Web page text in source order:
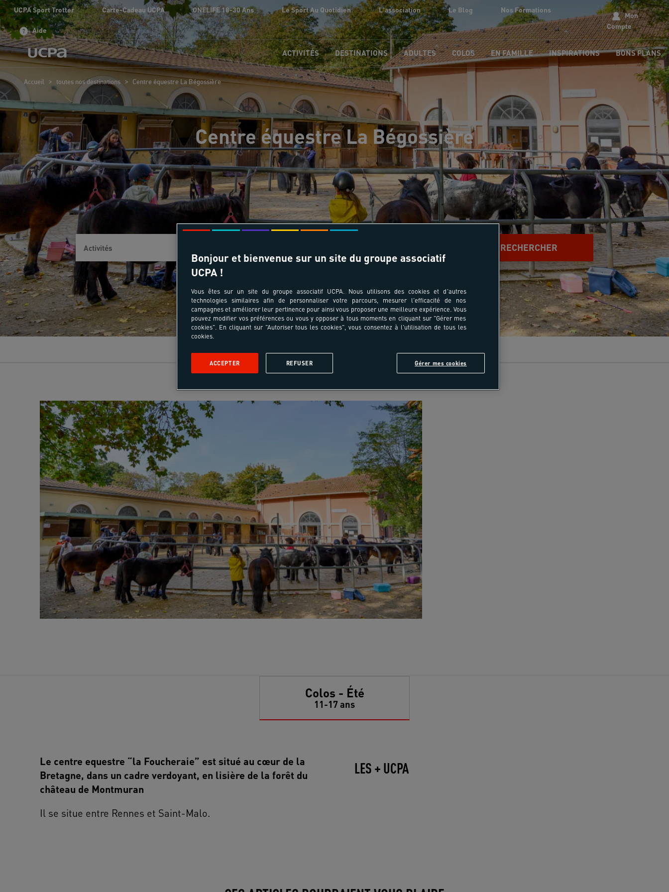
UCPA Sport Trotter Carte-Cadeau UCPA ONELIFE 18-30 Ans Le Sport Au Quotidien L'association Le Blog Nos Formations
Aide
Mon
Compte
ACTIVITÉS DESTINATIONS ADULTES COLOS EN FAMILLE INSPIRATIONS BONS PLANS
Accueil > toutes nos destinations > Centre équestre La Bégossière
Centre équestre La Bégossière
RECHERCHER
Colos - Été
11-17 ans
Le centre equestre “la Foucheraie” est situé au cœur de la
Bretagne, dans un cadre verdoyant, en lisière de la forêt du
château de Montmuran
Il se situe entre Rennes et Saint-Malo.
LES + UCPA
Bonjour et bienvenue sur un site du groupe associatif
UCPA !
Vous êtes sur un site du groupe associatif UCPA. Nous utilisons des cookies et d'autres
technologies similaires afin de personnaliser votre parcours, mesurer l'efficacité de nos
campagnes et améliorer leur pertinence pour ainsi vous proposer une meilleure expérience. Vous
pouvez modifier vos préférences ou vous y opposer à tous moments en cliquant sur "Gérer mes
cookies". En cliquant sur "Autoriser tous les cookies", vous consentez à l'utilisation de tous les
cookies.
Gérer mes cookies
REFUSER
ACCEPTER